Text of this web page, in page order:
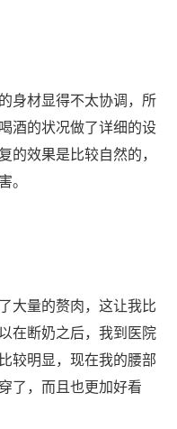
身材显得不太协调，所
酒的状况做了详细的设
的效果是比较自然的，
。
大量的赘肉，这让我比
在断奶之后，我到医院
较明显，现在我的腰部
了，而且也更加好看